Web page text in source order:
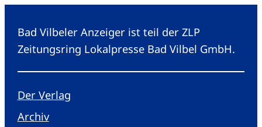
Bad Vilbeler Anzeiger ist teil der ZLP
Zeitungsring Lokalpresse Bad Vilbel GmbH.
Der Verlag
Archiv